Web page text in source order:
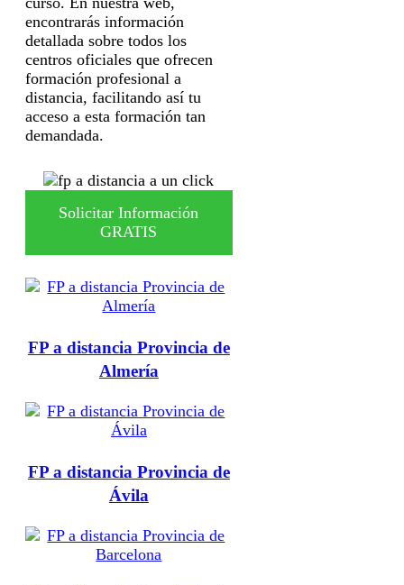
encontrarás información
detallada sobre todos los
centros oficiales que ofrecen
formación profesional a
distancia, facilitando así tu
acceso a esta formación tan
demandada.
Solicitar Información
GRATIS
FP a distancia Provincia de
Almería
FP a distancia Provincia de
Ávila